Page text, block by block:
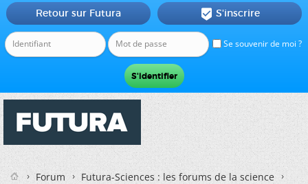
Se souvenir de moi ?
Retour sur Futura  S'inscrire
Forum
Futura-Sciences : les forums de la science